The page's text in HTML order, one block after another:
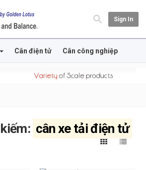
Sign In
Cân điện tử Cân công nghiệp
cân xe tải điện tử